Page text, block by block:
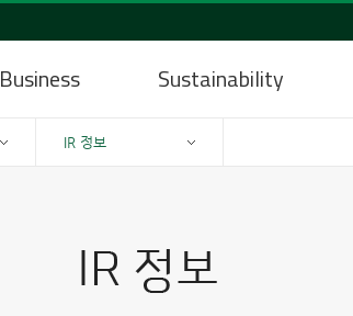
Business Sustainability
IR 정보